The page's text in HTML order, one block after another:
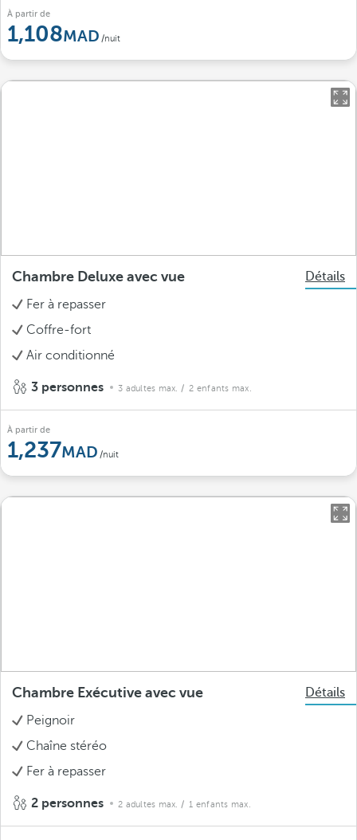
À partir de
1,108 /nuit
Chambre Deluxe avec vue
Détails
Fer à repasser
Coffre-fort
Air conditionné
3 personnes 3 adultes max. / 2 enfants max.
À partir de
1,237 /nuit
Chambre Exécutive avec vue
Détails
Peignoir
Chaîne stéréo
Fer à repasser
2 personnes 2 adultes max. / 1 enfants max.